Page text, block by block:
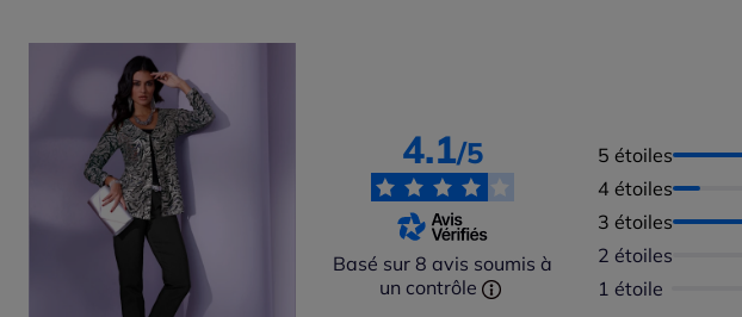
4.1/5
Basé sur 8 avis soumis à
un contrôle
5 étoiles
4 étoiles
3 étoiles
2 étoiles
1 étoile